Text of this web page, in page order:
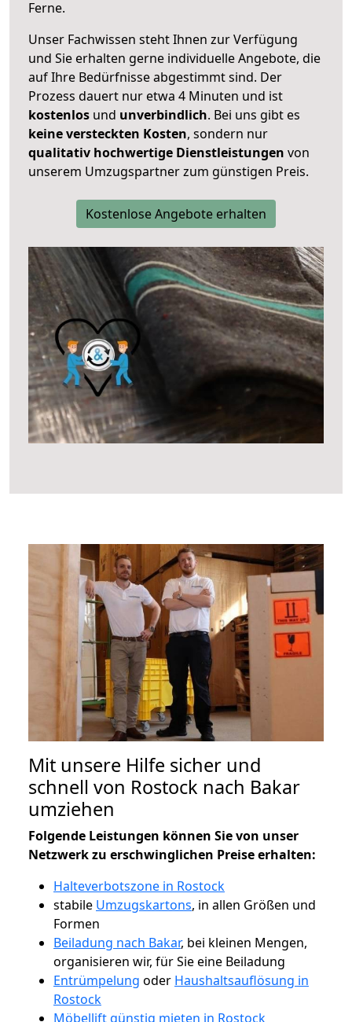
Ferne.
Unser Fachwissen steht Ihnen zur Verfügung
und Sie erhalten gerne individuelle Angebote, die
auf Ihre Bedürfnisse abgestimmt sind. Der
Prozess dauert nur etwa 4 Minuten und ist
kostenlos und unverbindlich. Bei uns gibt es
keine versteckten Kosten, sondern nur
qualitativ hochwertige Dienstleistungen von
unserem Umzugspartner zum günstigen Preis.
Kostenlose Angebote erhalten
Mit unsere Hilfe sicher und
schnell von Rostock nach Bakar
umziehen
Folgende Leistungen können Sie von unser
Netzwerk zu erschwinglichen Preise erhalten:
Halteverbotszone in Rostock
stabile Umzugskartons, in allen Größen und
Formen
Beiladung nach Bakar, bei kleinen Mengen,
organisieren wir, für Sie eine Beiladung
Entrümpelung oder Haushaltsauflösung in
Rostock
Möbellift günstig mieten in Rostock